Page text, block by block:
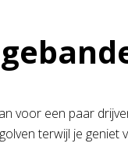
voor een paar
terwijl je